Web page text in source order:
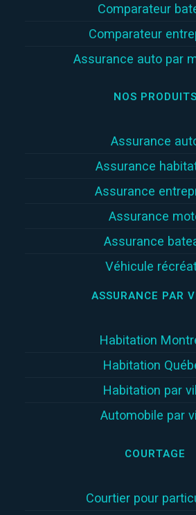
Comparateur
Comparateur
Assurance auto par
NOS PRODUITS
Assurance
Assurance
Assurance
Assurance
Assurance
Véhicule
ASSURANCE PAR
Habitation
Habitation
Habitation par
Automobile par
COURTAGE
Courtier pour